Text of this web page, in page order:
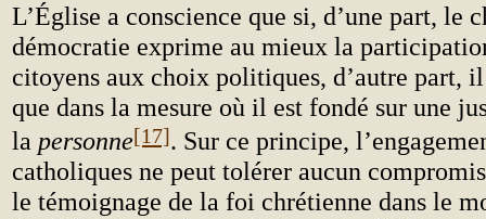
L’Église a conscience que si, d’une part, le
démocratie exprime au mieux la
citoyens aux choix politiques, d’autre part, il
que dans la mesure où il est fondé sur une
la personne[17]. Sur ce principe,
catholiques ne peut tolérer aucun
le témoignage de la foi chrétienne dans le